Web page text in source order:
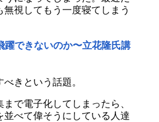
無視してもう一度寝てしまう
躍できないのか〜立花隆氏講
きという話題。
で電子化してしまったら、
並べて偉そうにしている人達